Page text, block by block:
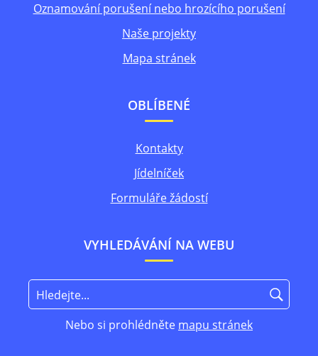
Oznamování porušení nebo hrozícího porušení
Naše projekty
Mapa stránek
OBLÍBENÉ
Kontakty
Jídelníček
Formuláře žádostí
VYHLEDÁVÁNÍ NA WEBU
Nebo si prohlédněte mapu stránek